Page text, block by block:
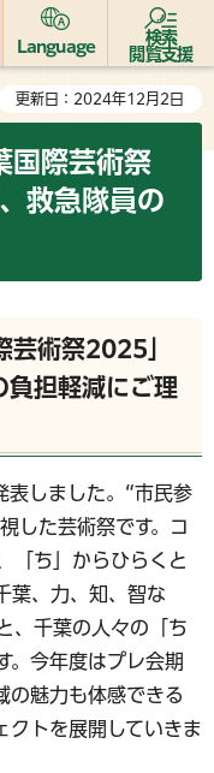
Language
検索
閲覧支援
更新日：2024年12月2日
国際芸術祭
救急隊員の
芸術祭2025」
負担軽減にご理
表しました。“市民参
した芸術祭です。コ
「ち」からひらくと
葉、力、知、智な
、千葉の人々の「ち
。今年度はプレ会期
の魅力も体感できる
クトを展開していきま